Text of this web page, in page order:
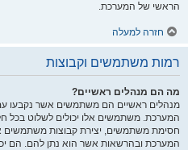
הראשי של המערכת.
חזרה למעלה
רמות משתמשים וקבוצות
מה הם מנהלים ראשיים?
מנהלים ראשיים הם משתמשים אשר נקבעו
המערכת. משתמשים אלו יכולים לשלוט בכל
חסימת משתמשים, יצירת קבוצות משתמשים
המערכת ובהרשאות אשר הוא נתן להם. הם